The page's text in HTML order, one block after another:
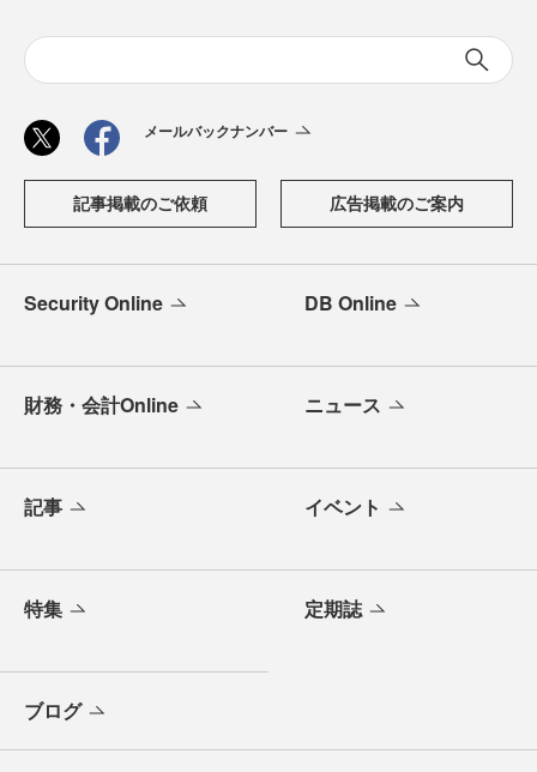
メールバックナンバー
記事掲載のご依頼 広告掲載のご案内
Security Online DB Online
財務・会計Online ニュース
記事 イベント
特集 定期誌
ブログ